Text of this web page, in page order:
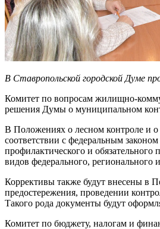
В Ставропольской городской Думе
Комитет по вопросам жилищно-
решения Думы о муниципальном
В Положениях о лесном контроле и о
соответствии с федеральным
профилактического и
видов федерального, регионального
Коррективы также будут внесены в
предостережения, проведении
Такого рода документы будут
Комитет по бюджету, налогам и